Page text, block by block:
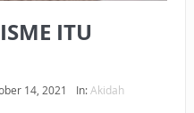
CARA MENGANGSUR
ITU
14, 2021 In:Akidah